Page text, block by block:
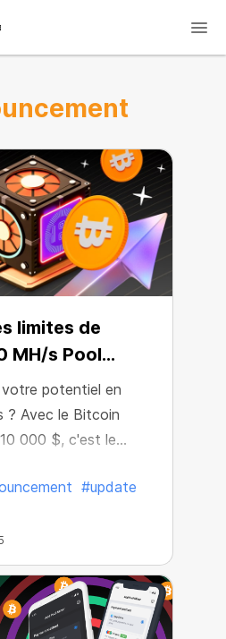
limites de
MH/s Pool
!votre potentiel en
? Avec le Bitcoin
000 $, c'est le
la tâche plus que
#update